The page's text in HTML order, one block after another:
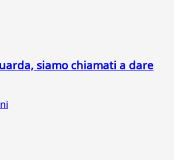
siamo chiamati a dare